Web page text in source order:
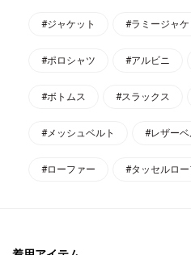
#ジャケット #ラミージャケ
#ポロシャツ #アルビニ
#ボトムス #スラックス
#メッシュベルト #レザーベ
#ローファー #タッセルロー